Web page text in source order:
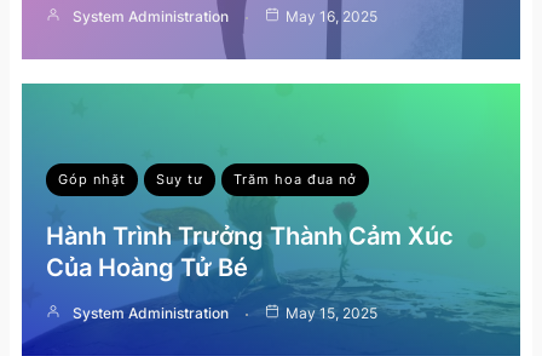
System Administration May 16, 2025
Góp nhặt Suy tư Trăm hoa đua nở
Hành Trình Trưởng Thành Cảm Xúc
Của Hoàng Tử Bé
System Administration May 15, 2025